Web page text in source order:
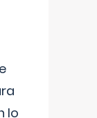
lo